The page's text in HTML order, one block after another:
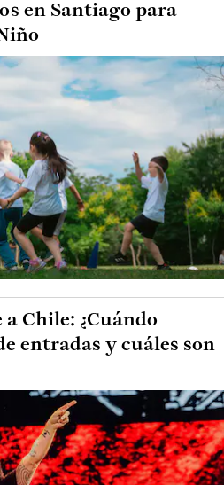
en Santiago para
Chile: ¿Cuándo
entradas y cuáles son